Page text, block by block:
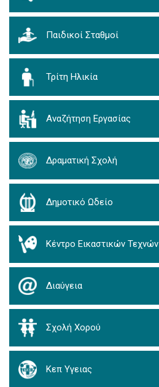
Παιδικοί Σταθμοί
Τρίτη Ηλικία
Αναζήτηση Εργασίας
Δραματική Σχολή
Δημοτικό Ωδείο
Κέντρο Εικαστικών Τεχνών
Διαύγεια
Σχολή Χορού
Κεπ Υγειας